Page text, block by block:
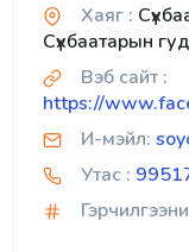
Хаяг :
Сүхбаатарын
Вэб сайт :
https://
И-мэйл:
Утас :